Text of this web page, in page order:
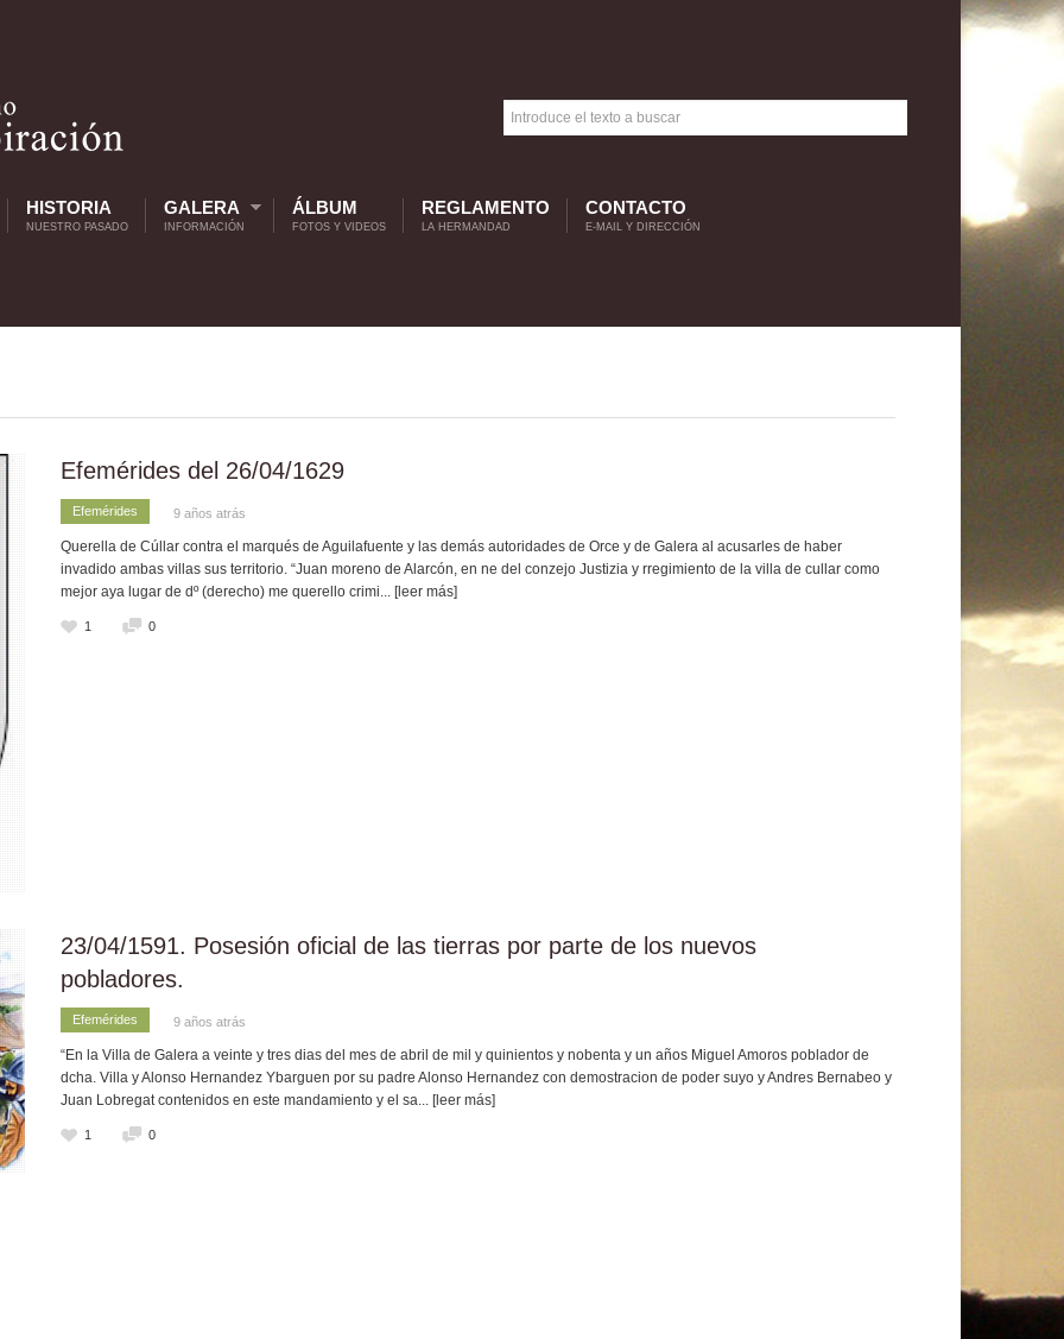
HISTORIA
NUESTRO PASADO
GALERA
INFORMACIÓN
ÁLBUM
FOTOS Y VIDEOS
REGLAMENTO
LA HERMANDAD
CONTACTO
E-MAIL Y DIRECCIÓN
Efemérides del 26/04/1629
Efemérides 9 años atrás
Querella de Cúllar contra el marqués de Aguilafuente y las demás autoridades de Orce y de Galera al acusarles de haber
invadido ambas villas sus territorio. “Juan moreno de Alarcón, en ne del conzejo Justizia y rregimiento de la villa de cullar como
mejor aya lugar de dº (derecho) me querello crimi... [leer más]
1 0
23/04/1591. Posesión oficial de las tierras por parte de los nuevos
pobladores.
Efemérides 9 años atrás
“En la Villa de Galera a veinte y tres dias del mes de abril de mil y quinientos y nobenta y un años Miguel Amoros poblador de
dcha. Villa y Alonso Hernandez Ybarguen por su padre Alonso Hernandez con demostracion de poder suyo y Andres Bernabeo y
Juan Lobregat contenidos en este mandamiento y el sa ... [leer más]
1 0